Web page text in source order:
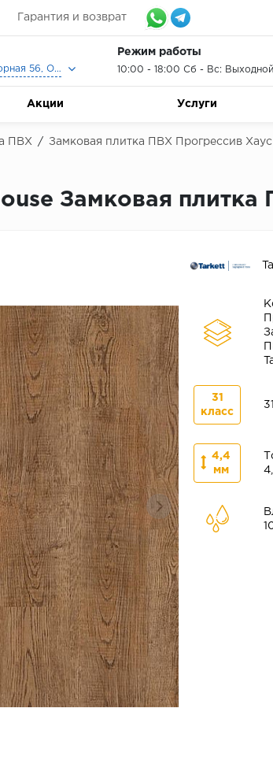
Гарантия и возврат
г. Новосибирск, ул. Выборная 56, Офис, Выставочный зал
Режим работы
10:00 - 18:00 Сб - Вс:
Акции Услуги
ПВХ / Замковая плитка ПВХ Прогрессив Хаус
Замковая
31
класс
4,4
мм